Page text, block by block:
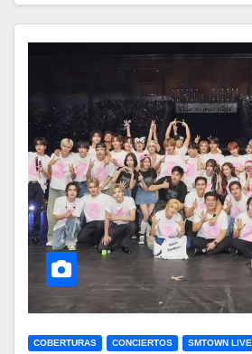
COBERTURAS CONCIERTOS SMTOWN LIVE